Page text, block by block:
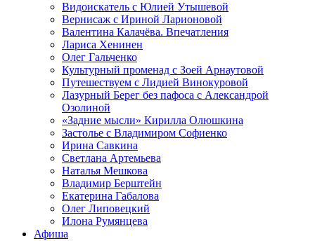
Видоискатель с Юлией Утышевой
Вернисаж с Ириной Ларионовой
Валентина Калачёва. Впечатления
Лариса Хенинен
Олег Гальченко
Культурный променад с Зоей Арнаутовой
Путешествуем с Лидией Винокуровой
Лазурный Берег без пафоса с Александрой
Озолиной
«Задние мысли» Кирилла Олюшкина
Застолье с Владимиром Софиенко
Ирина Савкина
Светлана Артемьева
Наталья Мешкова
Владимир Берштейн
Екатерина Габалова
Олег Липовецкий
Илона Румянцева
Афиша